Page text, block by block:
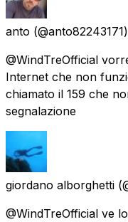
anto
@WindTreOfficial
Internet che non
chiamato il 159 che
segnalazione
giordano alborghetti
@WindTreOfficial ve